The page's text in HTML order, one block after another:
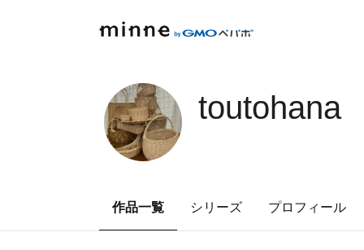
toutohana
作品一覧 シリーズ プロフィール